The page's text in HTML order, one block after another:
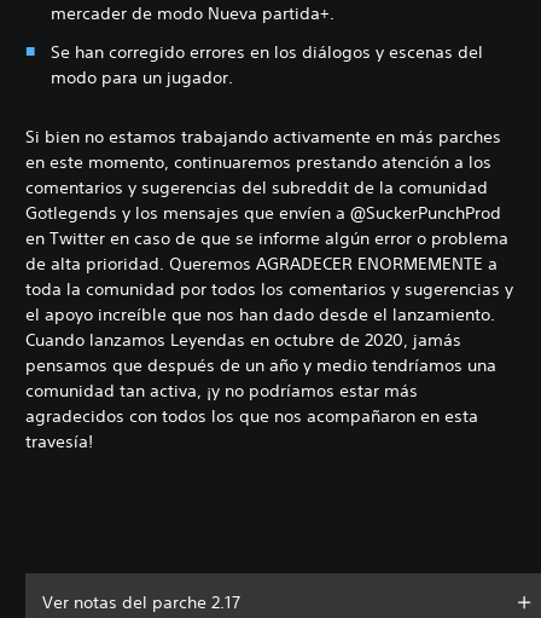
mercader de modo Nueva partida+.
Se han corregido errores en los diálogos y escenas del
modo para un jugador.
Si bien no estamos trabajando activamente en más parches
en este momento, continuaremos prestando atención a los
comentarios y sugerencias del subreddit de la comunidad
Gotlegends y los mensajes que envíen a @SuckerPunchProd
en Twitter en caso de que se informe algún error o problema
de alta prioridad. Queremos AGRADECER ENORMEMENTE a
toda la comunidad por todos los comentarios y sugerencias y
el apoyo increíble que nos han dado desde el lanzamiento.
Cuando lanzamos Leyendas en octubre de 2020, jamás
pensamos que después de un año y medio tendríamos una
comunidad tan activa, ¡y no podríamos estar más
agradecidos con todos los que nos acompañaron en esta
travesía!
Ver notas del parche 2.17